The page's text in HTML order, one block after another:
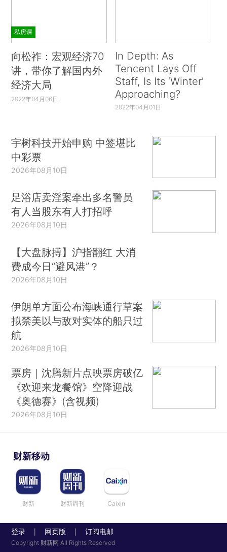
私房课
向松祚：宏观经济70
讲，带你了解国内外
经济大局
2022年04月06日
In Depth: As
Tencent Lays Off
Staff, Is Its ‘Winter’
Approaching?
2022年04月01日
宇树科技开始申购 中签堪比
中彩票
2026年08月10日
足浴店卖淫案牵出多名警员
有人当股东有人打招呼
2026年08月10日
【大盘脉搏】沪指翻红 大消
费成今日“避风港”？
2026年08月10日
伊朗单方面公布海峡通行草案
拟禁美以与敌对实体的船只过
航
2026年08月10日
票房｜沈腾新片点映票房破亿
《欢迎来龙餐馆》空降迎战
《奥德赛》(含视频)
2026年08月10日
财新移动
财新 财新周刊 Caixin
登录 网页版 订阅电邮
Copyright 财新网 All Rights Reserved